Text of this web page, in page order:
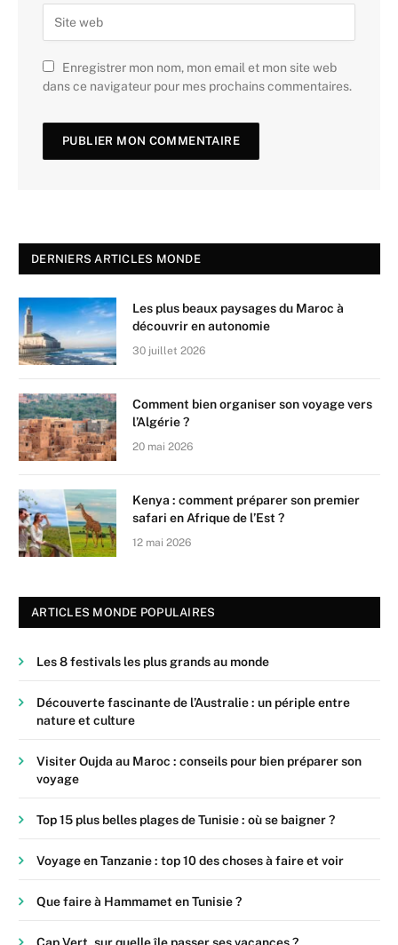
Enregistrer mon nom, mon email et mon site web
dans ce navigateur pour mes prochains commentaires.
DERNIERS ARTICLES MONDE
Les plus beaux paysages du Maroc à
découvrir en autonomie
30 juillet 2026
Comment bien organiser son voyage vers
l’Algérie ?
20 mai 2026
Kenya : comment préparer son premier
safari en Afrique de l’Est ?
12 mai 2026
ARTICLES MONDE POPULAIRES
Les 8 festivals les plus grands au monde
Découverte fascinante de l’Australie : un périple entre
nature et culture
Visiter Oujda au Maroc : conseils pour bien préparer son
voyage
Top 15 plus belles plages de Tunisie : où se baigner ?
Voyage en Tanzanie : top 10 des choses à faire et voir
Que faire à Hammamet en Tunisie ?